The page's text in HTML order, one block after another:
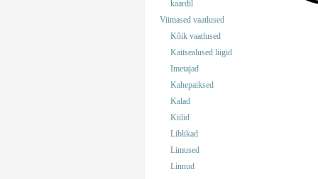
kaardil
Viimased vaatlused
Kõik vaatlused
Kaitsealused liigid
Imetajad
Kahepaiksed
Kalad
Kiilid
Liblikad
Limused
Linnud